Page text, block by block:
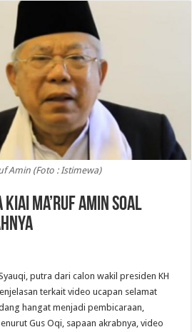
Amin (Foto : Istimewa)
Ma’ruf Amin Soal
putra dari calon wakil presiden KH
terkait video ucapan selamat
hangat menjadi pembicaraan,
Gus Oqi, sapaan akrabnya, video